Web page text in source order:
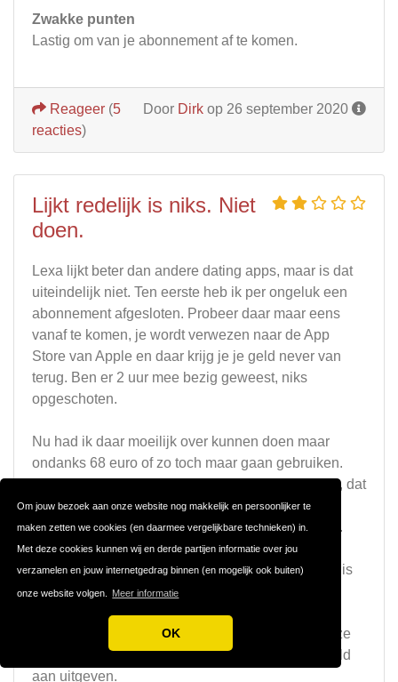
Om jouw bezoek aan onze website nog makkelijk en persoonlijker te
maken zetten we cookies (en daarmee vergelijkbare technieken) in.
Met deze cookies kunnen wij en derde partijen informatie over jou
verzamelen en jouw internetgedrag binnen (en mogelijk ook buiten)
onze website volgen. Meer informatie
OK
Zwakke punten
Lastig om van je abonnement af te komen.
Door Dirk op 26 september 2020
Reageer (5
reacties)
Lijkt redelijk is niks. Niet
doen.
Lexa lijkt beter dan andere dating apps, maar is dat
uiteindelijk niet. Ten eerste heb ik per ongeluk een
abonnement afgesloten. Probeer daar maar eens
vanaf te komen, je wordt verwezen naar de App
Store van Apple en daar krijg je je geld never van
terug. Ben er 2 uur mee bezig geweest, niks
opgeschoten.
Nu had ik daar moeilijk over kunnen doen maar
ondanks 68 euro of zo toch maar gaan gebruiken.
Dat je niet heel veel reacties krijgt vind ik niet erg, dat
weet je met dit soort apps. Dat je ‘bekeken’ wordt
terwijl dat niet zo is, is mij wel duidelijk inmiddels.
Dat geeft de indruk dat iemand je profiel bezoekt,
terwijl die dat helemaal niet heeft gedaan. En dat is
pure oplichting.
Via Tinder wel 2 dates gehad in het verleden, deze
app leek beter maar is dus gewoon shit. Geen geld
aan uitgeven.